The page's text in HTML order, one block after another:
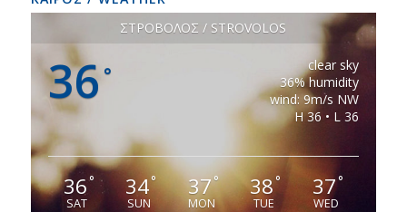
ΣΤΡΟΒΟΛΟΣ / STROVOLOS
36 °
clear sky
36% humidity
wind: 9m/s NW
H 36 • L 36
36°
SAT
34°
SUN
37°
MON
38°
TUE
37°
WED